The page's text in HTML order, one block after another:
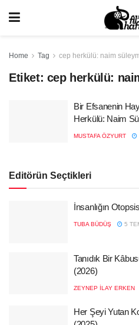
Home Tag cep herkülü: naim
Etiket: cep herkülü:
Bir Efsanenin
Herkülü: Naim
MUSTAFA ÖZYURT
Editörün Seçtikleri
İnsanlığın
TUBA BÜDÜŞ 5
Tanıdık Bir
(2026)
ZEYNEP İLAY ERKEN
Her Şeyi Yutan